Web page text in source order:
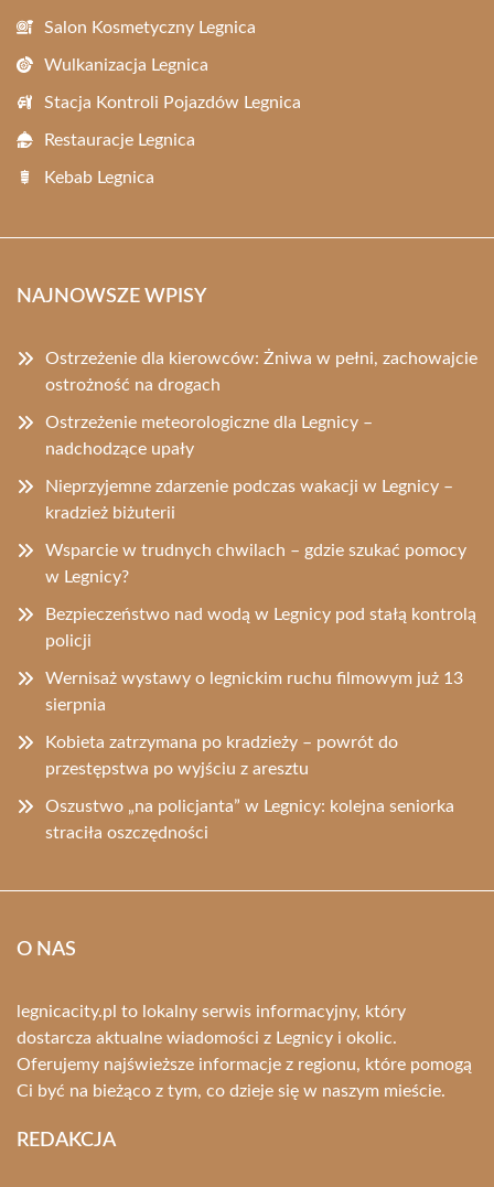
Salon Kosmetyczny Legnica
Wulkanizacja Legnica
Stacja Kontroli Pojazdów Legnica
Restauracje Legnica
Kebab Legnica
NAJNOWSZE WPISY
Ostrzeżenie dla kierowców: Żniwa w pełni, zachowajcie
ostrożność na drogach
Ostrzeżenie meteorologiczne dla Legnicy –
nadchodzące upały
Nieprzyjemne zdarzenie podczas wakacji w Legnicy –
kradzież biżuterii
Wsparcie w trudnych chwilach – gdzie szukać pomocy
w Legnicy?
Bezpieczeństwo nad wodą w Legnicy pod stałą kontrolą
policji
Wernisaż wystawy o legnickim ruchu filmowym już 13
sierpnia
Kobieta zatrzymana po kradzieży – powrót do
przestępstwa po wyjściu z aresztu
Oszustwo „na policjanta” w Legnicy: kolejna seniorka
straciła oszczędności
O NAS
legnicacity.pl to lokalny serwis informacyjny, który
dostarcza aktualne wiadomości z Legnicy i okolic.
Oferujemy najświeższe informacje z regionu, które pomogą
Ci być na bieżąco z tym, co dzieje się w naszym mieście.
REDAKCJA